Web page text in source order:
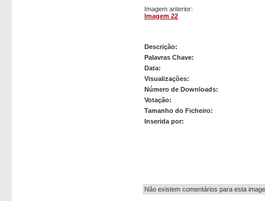
Imagem anterior:
Imagem 22
Descrição:
Palavras Chave:
Data:
Visualizações:
Número de Downloads:
Votação:
Tamanho do Ficheiro:
Inserida por:
Não existem comentários para esta